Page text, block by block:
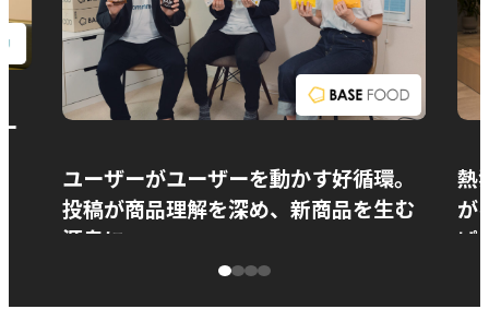
ユーザーがユーザーを動かす好循環。
投稿が商品理解を深め、新商品を生む
源泉に
熱
が
ぱ